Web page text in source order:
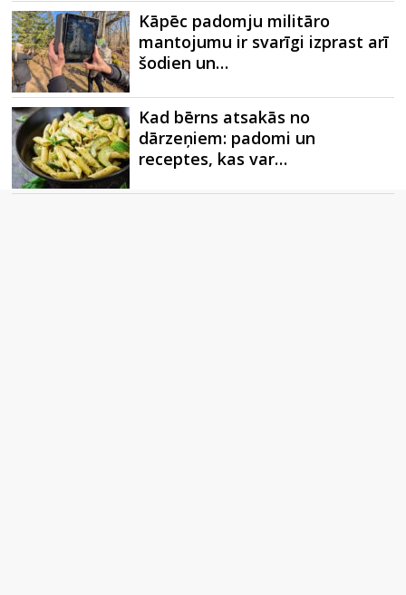
Kāpēc padomju militāro
mantojumu ir svarīgi izprast arī
šodien un…
Kad bērns atsakās no
dārzeņiem: padomi un
receptes, kas var…